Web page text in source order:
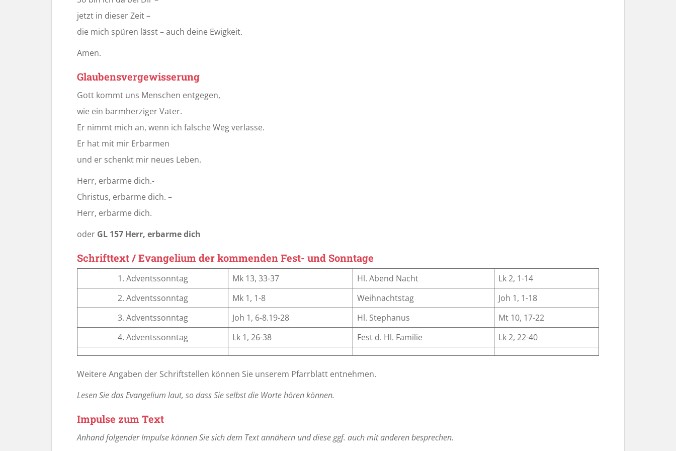
jetzt in dieser Zeit –
die mich spüren lässt – auch deine Ewigkeit.
Amen.
Glaubensvergewisserung
Gott kommt uns Menschen entgegen,
wie ein barmherziger Vater.
Er nimmt mich an, wenn ich falsche Weg verlasse.
Er hat mit mir Erbarmen
und er schenkt mir neues Leben.
Herr, erbarme dich.-
Christus, erbarme dich. –
Herr, erbarme dich.
oder GL 157 Herr, erbarme dich
Schrifttext / Evangelium der kommenden Fest- und Sonntage
1. Adventssonntag Mk 13, 33-37 Hl. Abend Nacht
Lk 2, 1-14
2. Adventssonntag
Mk 1, 1-8 Weihnachtstag
Joh 1, 1-18
3. Adventssonntag
Joh 1, 6-8.19-28 Hl. Stephanus
Mt 10, 17-22
4. Adventssonntag
Lk 1, 26-38 Fest d. Hl. Familie Lk 2, 22-40
Weitere Angaben der Schriftstellen können Sie unserem Pfarrblatt entnehmen.
Lesen Sie das Evangelium laut, so dass Sie selbst die Worte hören können.
Impulse zum Text
Anhand folgender Impulsekönnen Sie sich dem Text annähern und diese ggf. auch mit anderen besprechen.